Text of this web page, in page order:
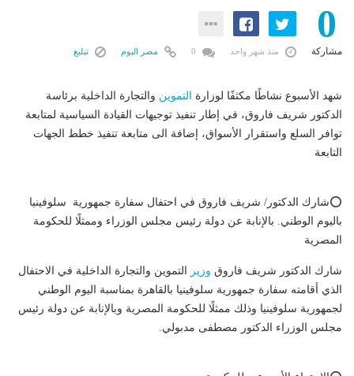
0
مشاركة منذ شهر واحد مصر اليوم تبليغ
شهد الأسبوع نشاطًا مكثفًا لوزارة التموين والتجارة الداخلية برئاسة
الدكتور شريف فاروق، في إطار تنفيذ توجيهات القيادة السياسية لمتابعة
توافر السلع واستقرار الأسواق، إضافة الى متابعة تنفيذ خطط الجهات
التابعة
⭕شارك الدكتور/ شريف فاروق في احتفال سفارة جمهورية سلوفينيا
باليوم الوطني. بالإنابة عن دولة رئيس مجلس الوزراء وممثلًا للحكومة
المصرية
شارك الدكتور شريف فاروق وزير
التموين والتجارة الداخلية في الاحتفال
الذي أقامته سفارة جمهورية سلوفينيا بالقاهرة بمناسبة اليوم الوطني
لجمهورية سلوفينيا وذلك ممثلًا للحكومة المصرية وبالإنابة عن دولة رئيس
مجلس الوزراء الدكتور مصطفى مدبولي.